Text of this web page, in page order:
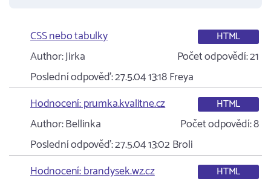
CSS nebo tabulky HTML
Author:Jirka Počet odpovědí:21
Poslední odpověď:27.5.04 13:18Freya
Hodnocení: prumka.kvalitne.cz
HTML
Author:Bellinka Počet odpovědí:8
Poslední odpověď:27.5.04 13:02Broli
Hodnocení: brandysek.wz.cz
HTML